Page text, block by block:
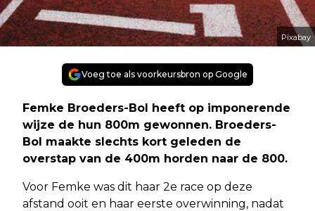
Pixabay
Voeg toe als voorkeursbron op Google
Femke Broeders-Bol heeft op imponerende
wijze de hun 800m gewonnen. Broeders-
Bol maakte slechts kort geleden de
overstap van de 400m horden naar de 800.
Voor Femke was dit haar 2e race op deze
afstand ooit en haar eerste overwinning, nadat